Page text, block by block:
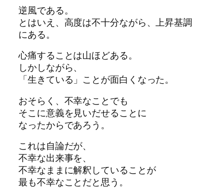
逆風である。
とはいえ、高度は不十分ながら、上昇基調
にある。
心痛することは山ほどある。
しかしながら、
「生きている」ことが面白くなった。
おそらく、不幸なことでも
そこに意義を見いだせることに
なったからであろう。
これは自論だが、
不幸な出来事を、
不幸なままに解釈していることが
最も不幸なことだと思う。